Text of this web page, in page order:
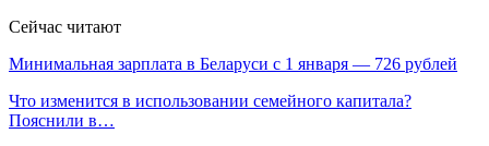
Сейчас читают
Минимальная зарплата в Беларуси с 1 января — 726 рублей
Что изменится в использовании семейного капитала?
Пояснили в…